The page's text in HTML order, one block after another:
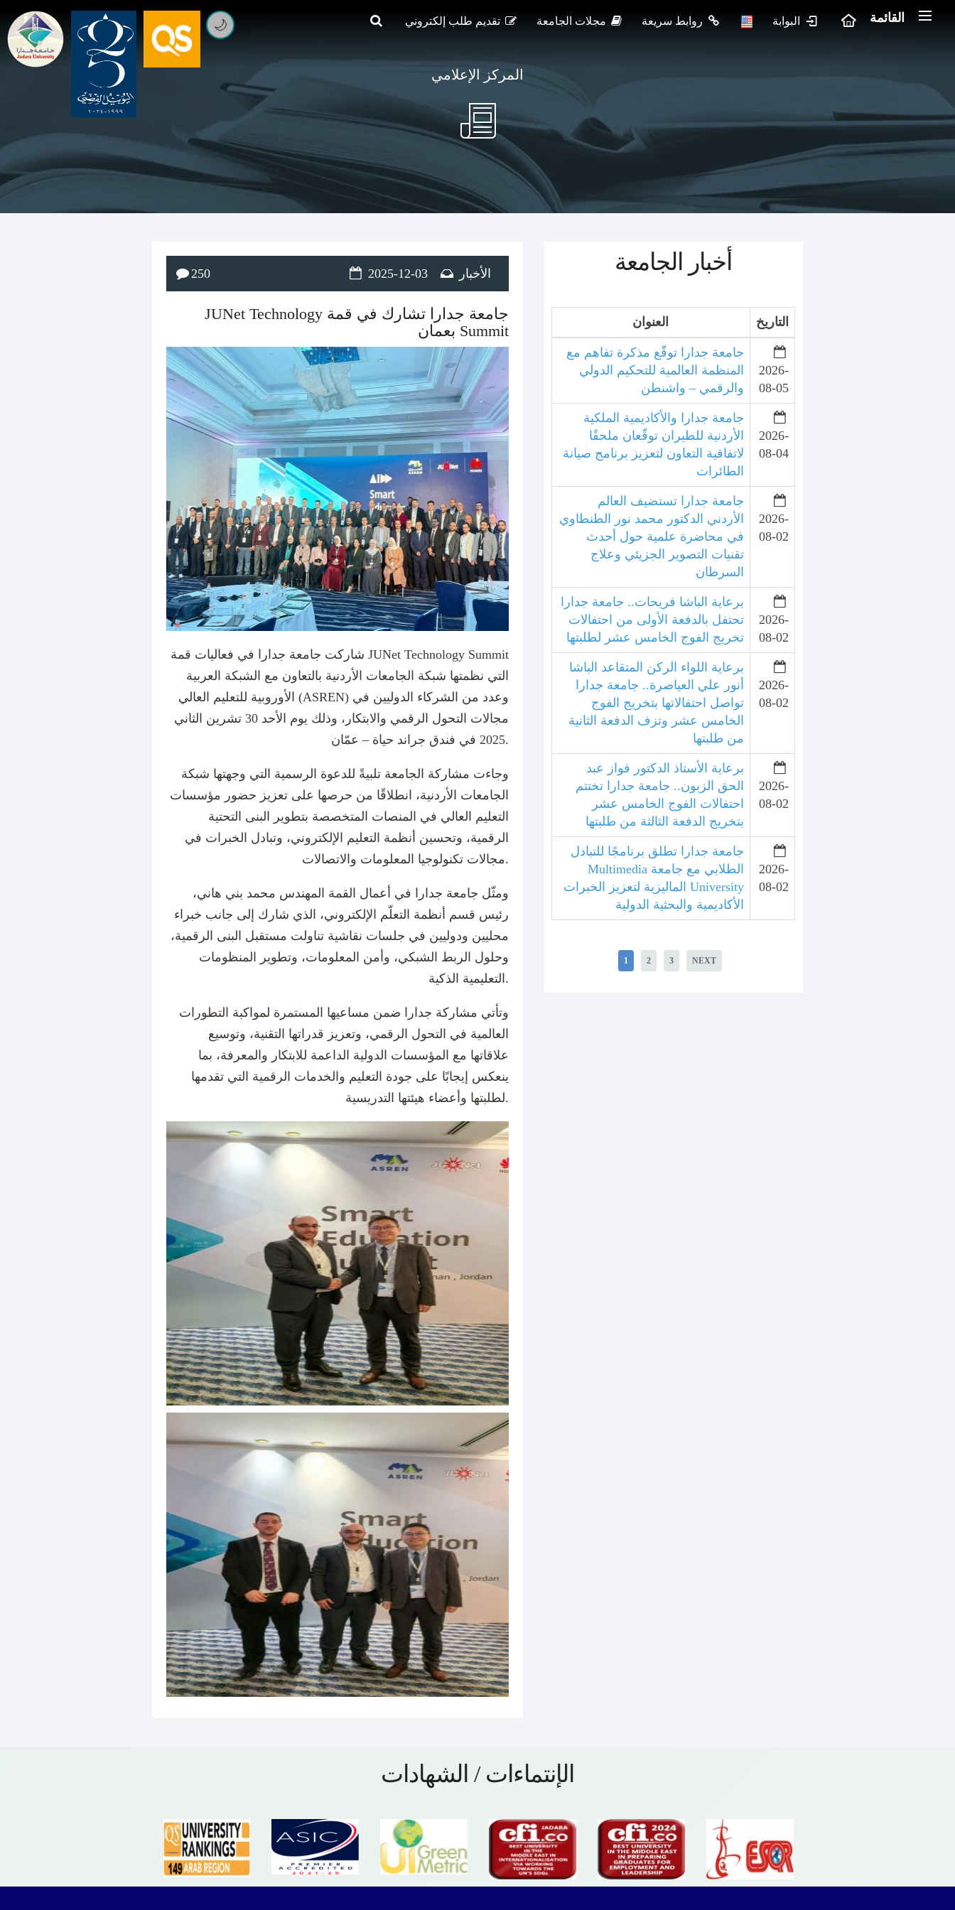
🌙 القائمة
المركز الإعلامي
2025-12-03 الأخبار 250
جامعة جدارا تشارك في قمة JUNet Technology
Summit بعمان
شاركت جامعة جدارا في فعاليات قمة JUNet Technology Summit
التي نظمتها شبكة الجامعات الأردنية بالتعاون مع الشبكة العربية
الأوروبية للتعليم العالي (ASREN) وعدد من الشركاء الدوليين في
مجالات التحول الرقمي والابتكار، وذلك يوم الأحد 30 تشرين الثاني
2025 في فندق جراند حياة – عمّان.
وجاءت مشاركة الجامعة تلبيةً للدعوة الرسمية التي وجهتها شبكة
الجامعات الأردنية، انطلاقًا من حرصها على تعزيز حضور مؤسسات
التعليم العالي في المنصات المتخصصة بتطوير البنى التحتية
الرقمية، وتحسين أنظمة التعليم الإلكتروني، وتبادل الخبرات في
مجالات تكنولوجيا المعلومات والاتصالات.
ومثّل جامعة جدارا في أعمال القمة المهندس محمد بني هاني،
رئيس قسم أنظمة التعلّم الإلكتروني، الذي شارك إلى جانب خبراء
محليين ودوليين في جلسات نقاشية تناولت مستقبل البنى الرقمية،
وحلول الربط الشبكي، وأمن المعلومات، وتطوير المنظومات
التعليمية الذكية.
وتأتي مشاركة جدارا ضمن مساعيها المستمرة لمواكبة التطورات
العالمية في التحول الرقمي، وتعزيز قدراتها التقنية، وتوسيع
علاقاتها مع المؤسسات الدولية الداعمة للابتكار والمعرفة، بما
ينعكس إيجابًا على جودة التعليم والخدمات الرقمية التي تقدمها
لطلبتها وأعضاء هيئتها التدريسية.
أخبار الجامعة
العنوان التاريخ
جامعة جدارا توقّع مذكرة تفاهم مع
المنظمة العالمية للتحكيم الدولي
والرقمي – واشنطن
2026-
08-05
جامعة جدارا والأكاديمية الملكية
الأردنية للطيران توقّعان ملحقًا
لاتفاقية التعاون لتعزيز برنامج صيانة
الطائرات
2026-
08-04
جامعة جدارا تستضيف العالم
الأردني الدكتور محمد نور الطنطاوي
في محاضرة علمية حول أحدث
تقنيات التصوير الجزيئي وعلاج
السرطان
2026-
08-02
برعاية الباشا فريحات.. جامعة جدارا
تحتفل بالدفعة الأولى من احتفالات
تخريج الفوج الخامس عشر لطلبتها
2026-
08-02
برعاية اللواء الركن المتقاعد الباشا
أنور علي العياصرة.. جامعة جدارا
تواصل احتفالاتها بتخريج الفوج
الخامس عشر وتزف الدفعة الثانية
من طلبتها
2026-
08-02
برعاية الأستاذ الدكتور فواز عبد
الحق الزبون.. جامعة جدارا تختتم
احتفالات الفوج الخامس عشر
بتخريج الدفعة الثالثة من طلبتها
2026-
08-02
جامعة جدارا تطلق برنامجًا للتبادل
الطلابي مع جامعة Multimedia
University الماليزية لتعزيز الخبرات
الأكاديمية والبحثية الدولية
2026-
08-02
1 2 3 NEXT
الإنتماءات / الشهادات